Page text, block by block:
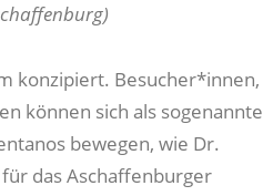
konzipiert. Besucher*innen,
können sich als sogenannte
bewegen, wie Dr.
das Aschaffenburger